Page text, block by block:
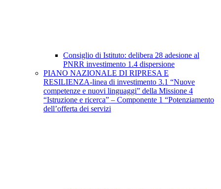
Consiglio di Istituto: delibera 28 adesione al
PNRR investimento 1.4 dispersione
PIANO NAZIONALE DI RIPRESA E
RESILIENZA-linea di investimento 3.1 “Nuove
competenze e nuovi linguaggi” della Missione 4
“Istruzione e ricerca” – Componente 1 “Potenziamento
dell’offerta dei servizi